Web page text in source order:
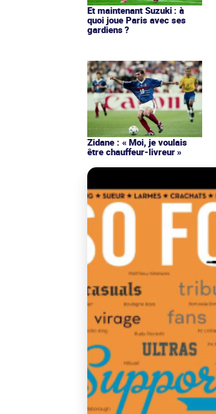
Et maintenant Suzuki : à
quoi joue Paris avec ses
gardiens ?
Zidane : « Moi, je voulais
être chauffeur-livreur »